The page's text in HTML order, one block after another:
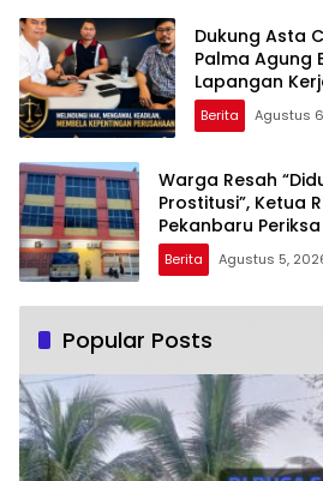
Dukung Asta
Palma Agung
Lapangan
Pangan
Berita Agustus
Warga Resah
Prostitusi”, Ketua
Pekanbaru
Aktivitas Z
Datuk
Berita Agustus 5,
Popular Posts